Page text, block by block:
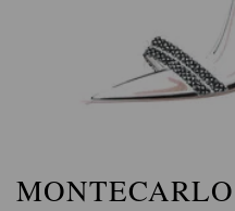
MONTECARLO